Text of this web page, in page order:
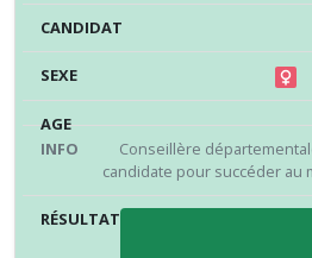
Conseillère
candidate pour succéder au